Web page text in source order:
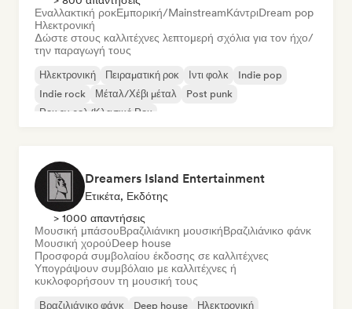
Εναλλακτική ροκΕμπορική/MainstreamΚάντριDream pop
Ηλεκτρονική
Δώστε στους καλλιτέχνες λεπτομερή σχόλια για τον ήχο/
την παραγωγή τους
Ηλεκτρονική Πειραματική ροκ Ιντι φολκ
Indie pop
Indie rock
Μέταλ/Χέβι μέταλ
Post punk
Ροκ εν ρολ/Κλασικό Ροκ
Dreamers Island Entertainment
Ετικέτα, Εκδότης
> 1000 απαντήσεις
Μουσική μπάσουΒραζιλιάνικη μουσικήΒραζιλιάνικο φάνκ
Μουσική χορούDeep house
Προσφορά συμβολαίου έκδοσης σε καλλιτέχνες
Υπογράψουν συμβόλαιο με καλλιτέχνες ή
κυκλοφορήσουν τη μουσική τους
Βραζιλιάνικο φάνκ Deep house
Ηλεκτρονική